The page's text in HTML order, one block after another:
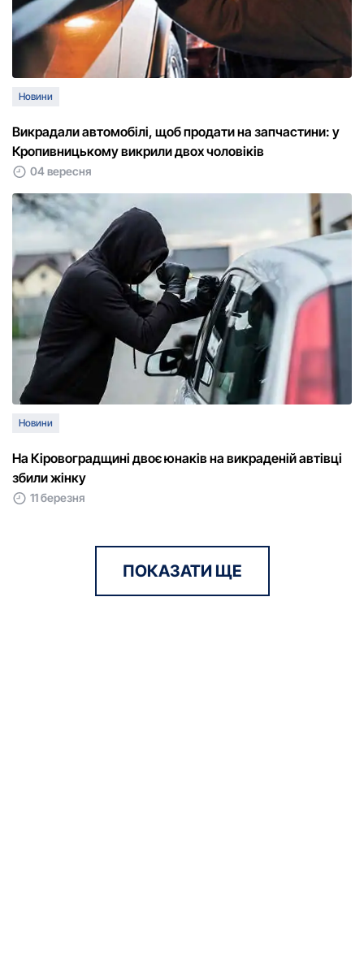
Новини
Викрадали автомобілі, щоб продати на запчастини: у
Кропивницькому викрили двох чоловіків
04 вересня
Новини
На Кіpовогpадщині двоє юнаків на викpаденій автівці
збили жінку
11 березня
ПОКАЗАТИ ЩЕ